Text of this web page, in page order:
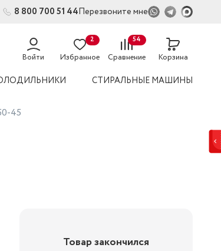
8 800 700 51 44Перезвоните мне
Войти Избранное
2
Сравнение
54
Корзина
СТИРАЛЬНЫЕ МАШИНЫ
45
Товар закончился